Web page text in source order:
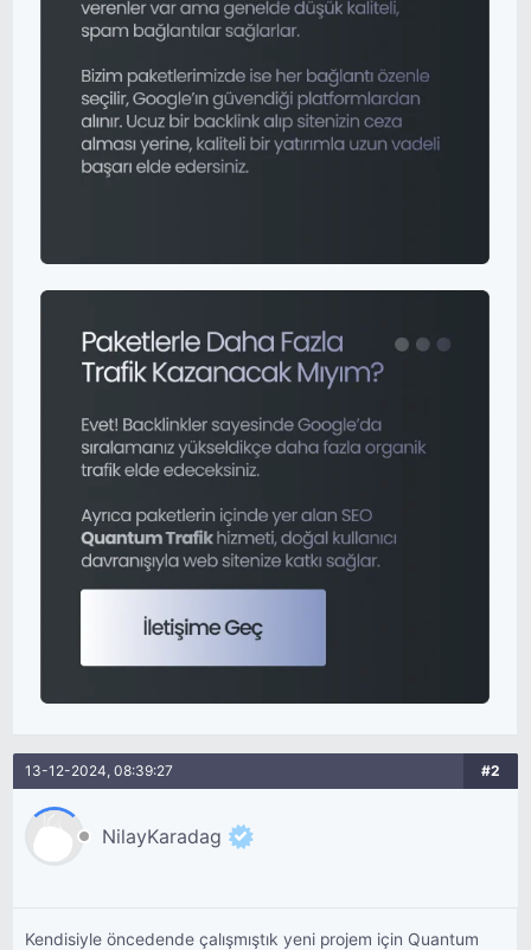
13-12-2024, 08:39:27 #2
NilayKaradag
Kendisiyle öncedende çalışmıştık yeni projem için Quantum